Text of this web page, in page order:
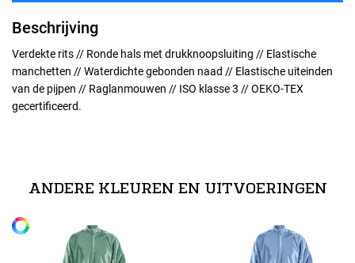
Beschrijving
Verdekte rits // Ronde hals met drukknoopsluiting // Elastische
manchetten // Waterdichte gebonden naad // Elastische uiteinden
van de pijpen // Raglanmouwen // ISO klasse 3 // OEKO-TEX
gecertificeerd.
ANDERE KLEUREN EN UITVOERINGEN